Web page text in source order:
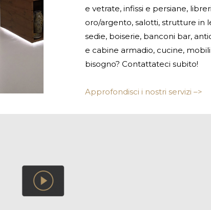
e vetrate, infissi e persiane,
oro/argento, salotti, strutture in
sedie, boiserie, banconi bar,
e cabine armadio, cucine,
bisogno? Contattateci subito!
Approfondisci i nostri servizi –>